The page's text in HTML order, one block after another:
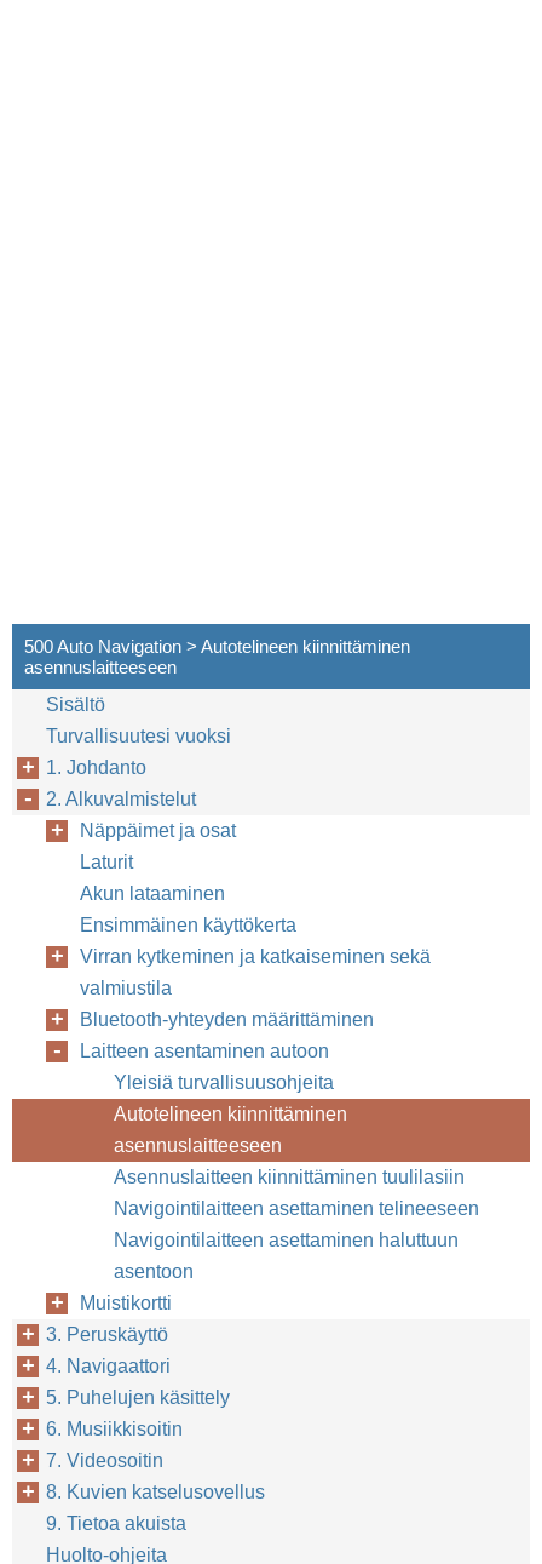
500 Auto Navigation > Autotelineen kiinnittäminen
asennuslaitteeseen
Sisältö
Turvallisuutesi vuoksi
1. Johdanto
2. Alkuvalmistelut
Näppäimet ja osat
Laturit
Akun lataaminen
Ensimmäinen käyttökerta
Virran kytkeminen ja katkaiseminen sekä
valmiustila
Bluetooth-yhteyden määrittäminen
Laitteen asentaminen autoon
Yleisiä turvallisuusohjeita
Autotelineen kiinnittäminen
asennuslaitteeseen
Asennuslaitteen kiinnittäminen tuulilasiin
Navigointilaitteen asettaminen telineeseen
Navigointilaitteen asettaminen haluttuun
asentoon
Muistikortti
3. Peruskäyttö
4. Navigaattori
5. Puhelujen käsittely
6. Musiikkisoitin
7. Videosoitin
8. Kuvien katselusovellus
9. Tietoa akuista
Huolto-ohjeita